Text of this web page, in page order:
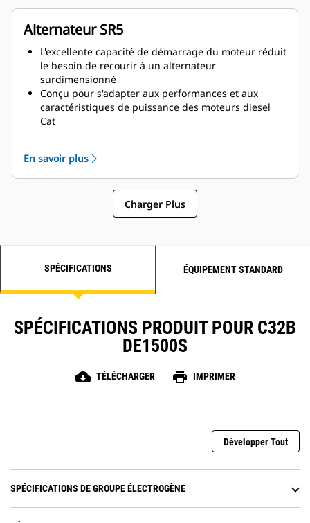
Alternateur SR5
L'excellente capacité de démarrage du moteur réduit
le besoin de recourir à un alternateur
surdimensionné
Conçu pour s'adapter aux performances et aux
caractéristiques de puissance des moteurs diesel
Cat
En savoir plus
Charger Plus
SPÉCIFICATIONS ÉQUIPEMENT STANDARD
SPÉCIFICATIONS PRODUIT POUR C32B
DE1500S
cloud_download TÉLÉCHARGER print IMPRIMER
Développer Tout
SPÉCIFICATIONS DE GROUPE ÉLECTROGÈNE